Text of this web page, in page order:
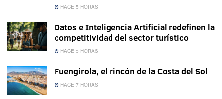
HACE 5 HORAS
Datos e Inteligencia Artificial redefinen la
competitividad del sector turístico
HACE 5 HORAS
Fuengirola, el rincón de la Costa del Sol
HACE 7 HORAS